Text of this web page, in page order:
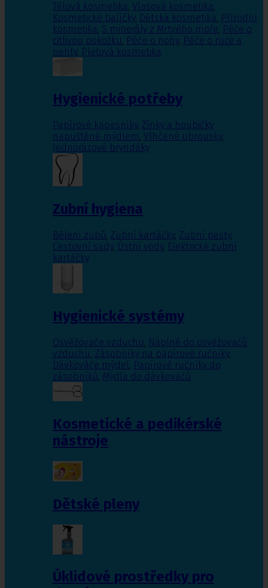
Tělová kosmetika, Vlasová kosmetika,
Kosmetické balíčky, Dětská kosmetika, Přírodní
kosmetika, S minerály z Mrtvého moře, Péče o
citlivou pokožku, Péče o nohy, Péče o ruce a
nehty, Pleťová kosmetika
Hygienické potřeby
Papírové kapesníky, Žínky a houbičky
napuštěné mýdlem, Vlhčené ubrousky,
Jednorázové bryndáky
Zubní hygiena
Bělení zubů, Zubní kartáčky, Zubní pasty,
Cestovní sady, Ústní vody, Elektrické zubní
kartáčky
Hygienické systémy
Osvěžovače vzduchu, Náplně do osvěžovačů
vzduchu, Zásobníky na papírové ručníky,
Dávkováče mýdel, Papírové ručníky do
zásobníků, Mýdla do dávkovačů
Kosmetické a pedikérské
nástroje
Dětské pleny
Úklidové prostředky pro